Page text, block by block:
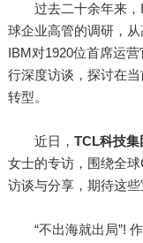
过去二十余年来，
球企业高管的调研，
IBM对1920位首席运
行深度访谈，探讨在
转型。
近日， TCL科技集
女士的专访，围绕全
访谈与分享，期待这
“不出海就出局”! 作